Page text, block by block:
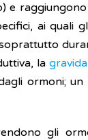
e
ai quali
la
ormoni;
gli